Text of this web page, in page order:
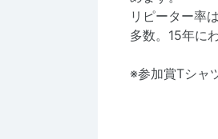
リピーター率
多数。15年に
※参加賞Tシャ